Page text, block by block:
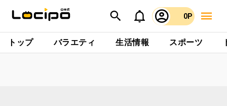
0P
トップ バラエティ 生活情報 スポーツ